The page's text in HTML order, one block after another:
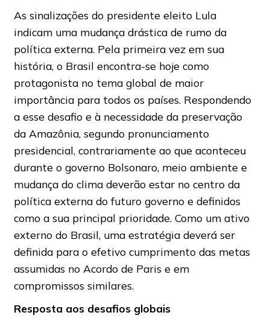
As sinalizações do presidente eleito Lula
indicam uma mudança drástica de rumo da
política externa. Pela primeira vez em sua
história, o Brasil encontra-se hoje como
protagonista no tema global de maior
importância para todos os países. Respondendo
a esse desafio e à necessidade da preservação
da Amazônia, segundo pronunciamento
presidencial, contrariamente ao que aconteceu
durante o governo Bolsonaro, meio ambiente e
mudança do clima deverão estar no centro da
política externa do futuro governo e definidos
como a sua principal prioridade. Como um ativo
externo do Brasil, uma estratégia deverá ser
definida para o efetivo cumprimento das metas
assumidas no Acordo de Paris e em
compromissos similares.
Resposta aos desafios globais